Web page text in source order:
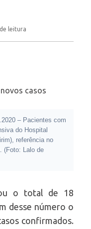
leitura
– Pacientes com
do Hospital
referência no
(Foto: Lalo de
o total de 18
desse número o
confirmados.